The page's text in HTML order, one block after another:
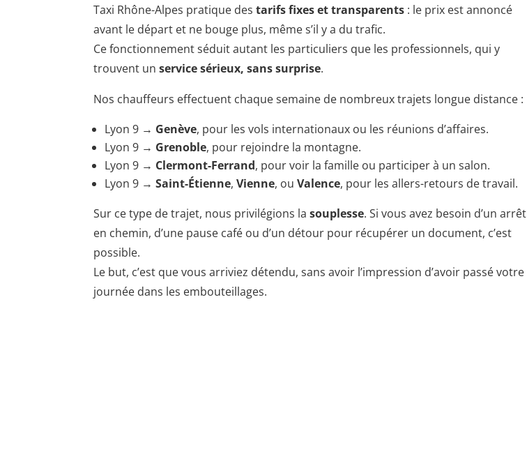
Taxi Rhône-Alpes pratique destarifs fixes et transparents : le prix est annoncé
avant le départ et ne bouge plus, même s’il y a du trafic.
Ce fonctionnement séduit autant les particuliers que les professionnels, qui y
trouvent unservice sérieux, sans surprise.
Nos chauffeurs effectuent chaque semaine de nombreux trajets longue distance :
Lyon 9 → Genève, pour les vols internationaux ou les réunions d’affaires.
Lyon 9 → Grenoble, pour rejoindre la montagne.
Lyon 9 → Clermont-Ferrand, pour voir la famille ou participer à un salon.
Lyon 9 →Saint-Étienne,Vienne, ouValence, pour les allers-retours de travail.
Sur ce type de trajet, nous privilégions lasouplesse. Si vous avez besoin d’un arrêt
en chemin, d’une pause café ou d’un détour pour récupérer un document, c’est
possible.
Le but, c’est que vous arriviez détendu, sans avoir l’impression d’avoir passé votre
journée dans les embouteillages.